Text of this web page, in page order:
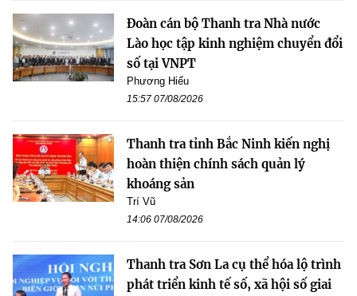
Đoàn cán bộ Thanh tra Nhà nước
Lào học tập kinh nghiệm chuyển đổi
số tại VNPT
Phương Hiếu
15:57 07/08/2026
Thanh tra tỉnh Bắc Ninh kiến nghị
hoàn thiện chính sách quản lý
khoáng sản
Trí Vũ
14:06 07/08/2026
Thanh tra Sơn La cụ thể hóa lộ trình
phát triển kinh tế số, xã hội số giai